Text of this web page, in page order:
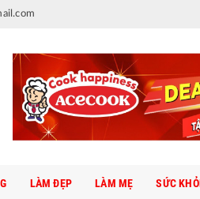
LÀM ĐẸP LÀM MẸ SỨC